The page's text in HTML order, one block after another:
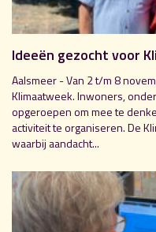
Ideeën gezocht voor
Aalsmeer - Van 2 t/m 8
Klimaatweek. Inwoners,
opgeroepen om mee te
activiteit te organiseren. De
waarbij aandacht...